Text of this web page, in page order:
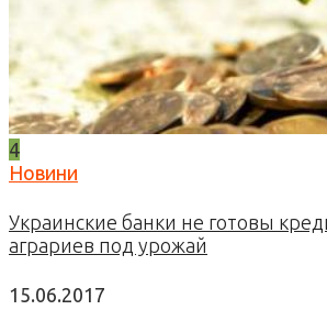
4
Новини
Украинские банки не готовы
аграриев под урожай
15.06.2017